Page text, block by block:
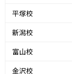
平塚校
新潟校
富山校
金沢校